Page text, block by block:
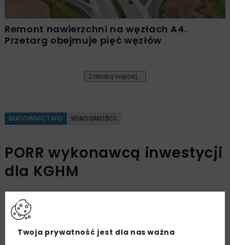
Remont nawierzchni na węzłach A4.
Przetarg obejmuje pięć węzłów
Załaduj więcej...
BUDOWNICTWO WIADOMOŚCI
PORR wykonawcą inwestycji
dla KGHM
Spółki PORR i KGHM Polska Miedź podpisały
Twoja prywatność jest dla nas ważna